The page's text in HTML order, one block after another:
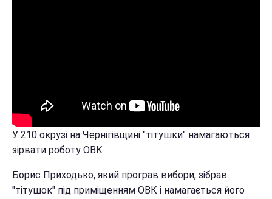
У 210 окрузі на Чернігівщині "тітушки" намагаються
зірвати роботу ОВК
Борис Приходько, який програв вибори, зібрав
"тітушок" під приміщенням ОВК і намагається його